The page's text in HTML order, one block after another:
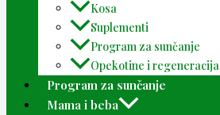
Kosa
Suplementi
Program za sunčanje
Opekotine i regeneracija
Program za sunčanje
Mama i beba